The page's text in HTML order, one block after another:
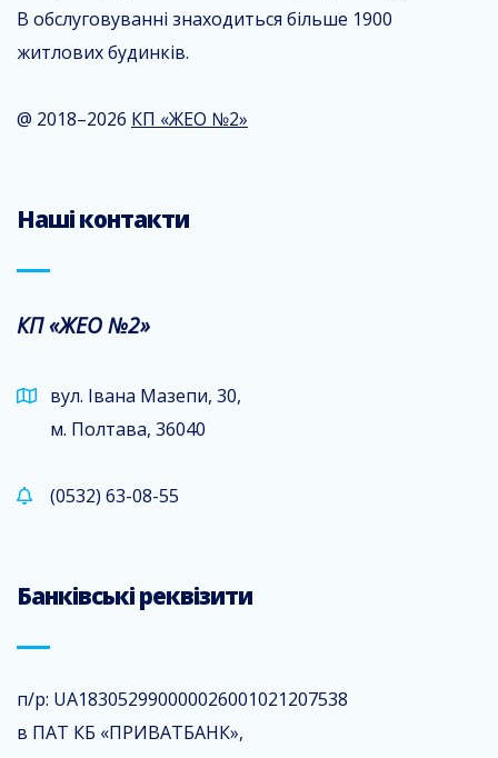
В обслуговуванні знаходиться більше 1900
житлових будинків.
@ 2018–2026 КП «ЖЕО №2»
Наші контакти
КП «ЖЕО №2»
вул. Івана Мазепи, 30,
м. Полтава, 36040
(0532) 63-08-55
Банківські реквізити
п/р: UA183052990000026001021207538
в ПАТ КБ «ПРИВАТБАНК»,